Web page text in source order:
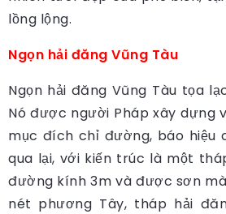
lồng lộng.
Ngọn hải đăng Vũng Tàu
Ngọn hải đăng Vũng Tàu tọa
Nó được người Pháp xây dựng
mục đích chỉ đường, báo hiệu
qua lại, với kiến trúc là một
đường kính 3m và được sơn
nét phương Tây, tháp hải